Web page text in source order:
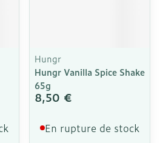
Hungr
Hungr Vanilla Spice Shake
65g
8,50 €
En rupture de stock